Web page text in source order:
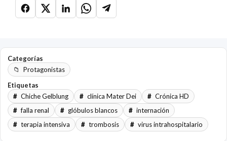
Categorías
Protagonistas
Etiquetas
Chiche Gelblung
clínica Mater Dei
Crónica HD
falla renal
glóbulos blancos
internación
terapia intensiva
trombosis virus intrahospitalario